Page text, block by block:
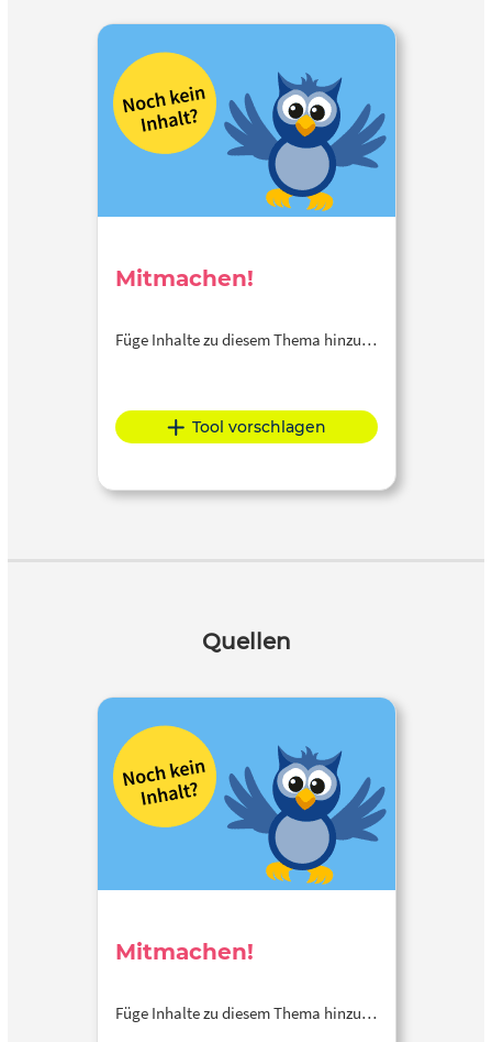
Mitmachen!
Füge Inhalte zu diesem Thema hinzu…
Tool vorschlagen
Quellen
Mitmachen!
Füge Inhalte zu diesem Thema hinzu…